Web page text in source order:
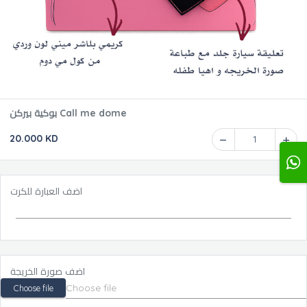
بوكية بيركن Call me dome
20.000 KD 1
اضف العبارة للكرت
اضف صورة الخريجة
Choose file